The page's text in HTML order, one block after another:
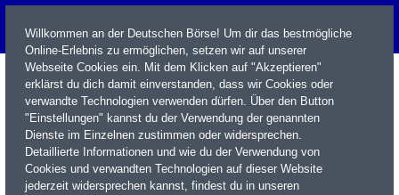
Name / WKN / ISIN / Kürzel
Willkommen an der Deutschen Börse! Um dir das bestmögliche
Online-Erlebnis zu ermöglichen, setzen wir auf unserer
Webseite Cookies ein. Mit dem Klicken auf "Akzeptieren"
erklärst du dich damit einverstanden, dass wir Cookies oder
verwandte Technologien verwenden dürfen. Über den Button
"Einstellungen" kannst du der Verwendung der genannten
Dienste im Einzelnen zustimmen oder widersprechen.
Detaillierte Informationen und wie du der Verwendung von
Cookies und verwandten Technologien auf dieser Website
jederzeit widersprechen kannst, findest du in unseren